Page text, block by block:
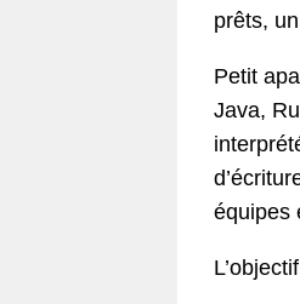
prêts,
Petit
Java,
équipes